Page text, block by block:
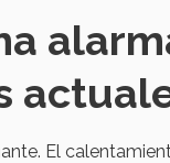
El